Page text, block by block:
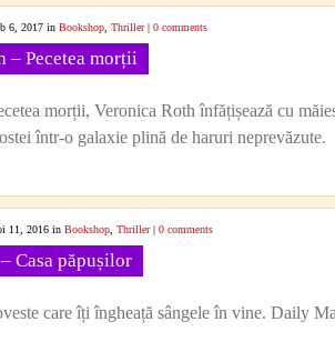
6, 2017 in Bookshop Thriller| 0 comments
– Pecetea morții
morții, Veronica Roth înfățișează cu
într-o galaxie plină de haruri neprevăzute.
11, 2016 in Bookshop Thriller| 0 comments
Casa păpușilor
care îți îngheață sângele în vine. Daily